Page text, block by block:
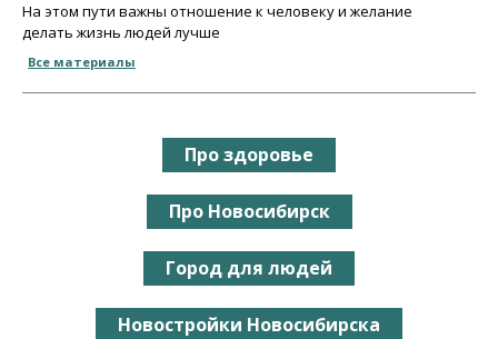
На этом пути важны отношение к человеку и желание
делать жизнь людей лучше
Все материалы
Про здоровье
Про Новосибирск
Город для людей
Новостройки Новосибирска